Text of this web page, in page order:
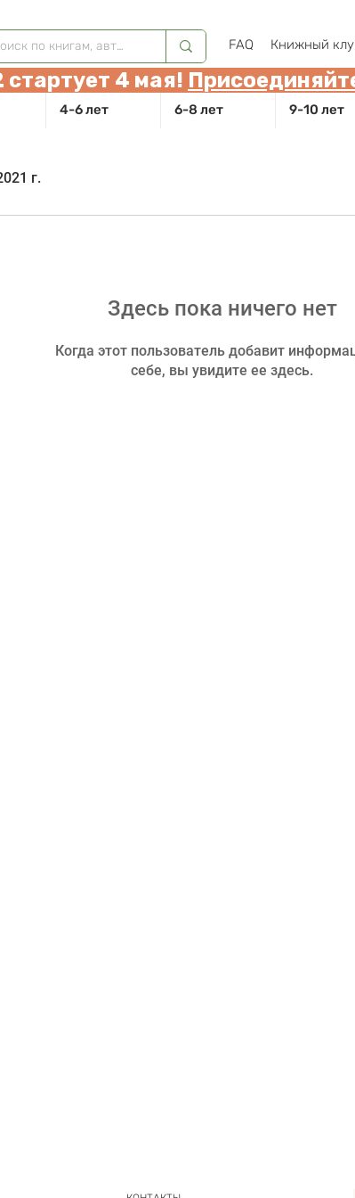
FAQ Книжный
4-6 лет 6-8 лет 9-10 лет
4 мая!
г.
Здесь пока ничего нет
Когда этот пользователь добавит
себе, вы увидите ее здесь.